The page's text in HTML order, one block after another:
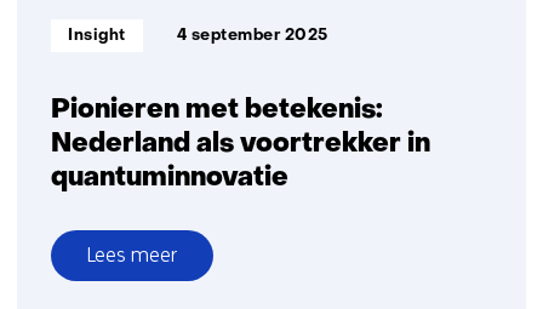
Pionieren met betekenis:
Nederland als voortrekker in
quantuminnovatie
Informatietype:
Insight 4 september 2025
Lees meer
over